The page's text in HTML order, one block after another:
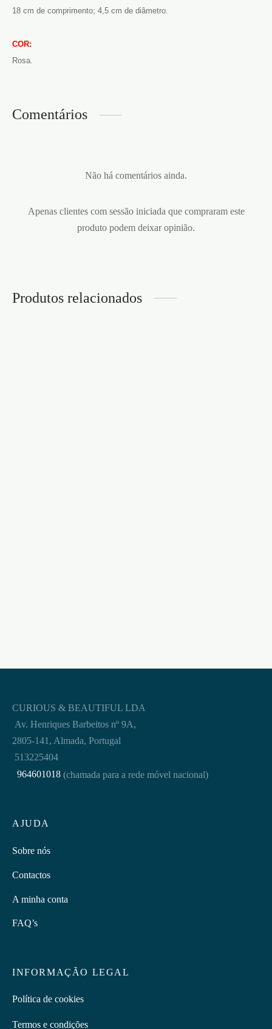
18 cm de comprimento; 4,5 cm de diâmetro.
COR:
Rosa.
Comentários
Não há comentários ainda.
Apenas clientes com sessão iniciada que compraram este
produto podem deixar opinião.
Produtos relacionados
AJUDA
Sobre nós
Contactos
A minha conta
FAQ’s
INFORMAÇÃO LEGAL
Política de cookies
Termos e condições
CURIOUS & BEAUTIFUL LDA
Av. Henriques Barbeitos nº 9A,
2805-141, Almada, Portugal
513225404
964601018 (chamada para a rede móvel nacional)